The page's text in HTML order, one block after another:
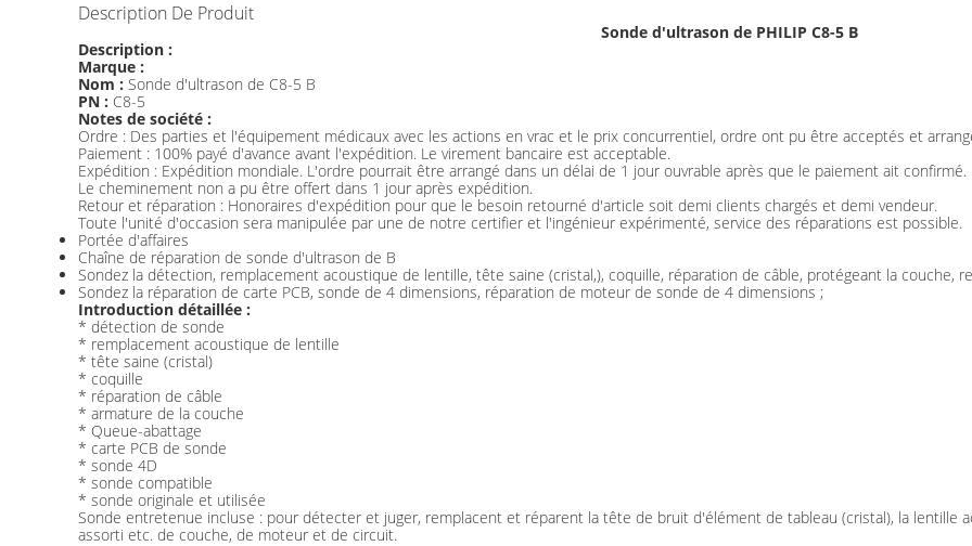
Description De Produit
Sonde d'ultrason de PHILIP C8-5 B
Description :
Marque :
Nom : Sonde d'ultrason de C8-5 B
PN : C8-5
Notes de société :
Ordre : Des parties et l'équipement médicaux avec les actions en vrac et le prix concurrentiel, ordre ont pu être acceptés et
Paiement : 100% payé d'avance avant l'expédition. Le virement bancaire est acceptable.
Expédition : Expédition mondiale. L'ordre pourrait être arrangé dans un délai de 1 jour ouvrable après que le paiement ait confirmé.
Le cheminement non a pu être offert dans 1 jour après expédition.
Retour et réparation : Honoraires d'expédition pour que le besoin retourné d'article soit demi clients chargés et demi vendeur.
Toute l'unité d'occasion sera manipulée par une de notre certifier et l'ingénieur expérimenté, service des réparations est possible.
Portée d'affaires
Chaîne de réparation de sonde d'ultrason de B
Sondez la détection, remplacement acoustique de lentille, tête saine (cristal,), coquille, réparation de câble, protégeant la couche,
Sondez la réparation de carte PCB, sonde de 4 dimensions, réparation de moteur de sonde de 4 dimensions ;
Introduction détaillée :
* détection de sonde
* remplacement acoustique de lentille
* tête saine (cristal)
* coquille
* réparation de câble
* armature de la couche
* Queue-abattage
* carte PCB de sonde
* sonde 4D
* sonde compatible
* sonde originale et utilisée
Sonde entretenue incluse : pour détecter et juger, remplacent et réparent la tête de bruit d'élément de tableau (cristal), la lentille
assorti etc. de couche, de moteur et de circuit.